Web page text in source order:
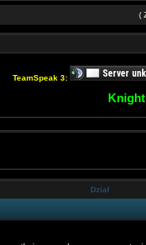
(
TeamSpeak 3:
Dział